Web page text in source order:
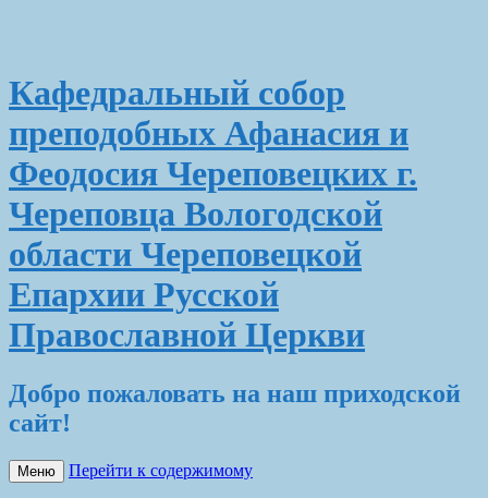
Кафедральный собор
преподобных Афанасия и
Феодосия Череповецких г.
Череповца Вологодской
области Череповецкой
Епархии Русской
Православной Церкви
Добро пожаловать на наш приходской
сайт!
Меню Перейти к содержимому